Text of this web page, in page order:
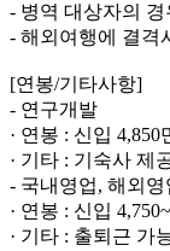
- 병역 대상자의
- 해외여행에 결격
[연봉/기타사항]
- 연구개발
· 연봉 : 신입
· 기타 : 기숙사 제
- 국내영업, 해외
· 연봉 : 신입
· 기타 : 출퇴근 가